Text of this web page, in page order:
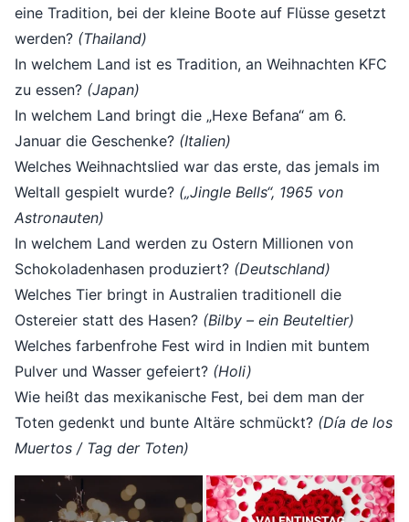
eine Tradition, bei der kleine Boote auf Flüsse gesetzt
werden? (Thailand)
In welchem Land ist es Tradition, an Weihnachten KFC
zu essen? (Japan)
In welchem Land bringt die „Hexe Befana“ am 6.
Januar die Geschenke? (Italien)
Welches Weihnachtslied war das erste, das jemals im
Weltall gespielt wurde? („Jingle Bells“, 1965 von
Astronauten)
In welchem Land werden zu Ostern Millionen von
Schokoladenhasen produziert? (Deutschland)
Welches Tier bringt in Australien traditionell die
Ostereier statt des Hasen? (Bilby – ein Beuteltier)
Welches farbenfrohe Fest wird in Indien mit buntem
Pulver und Wasser gefeiert? (Holi)
Wie heißt das mexikanische Fest, bei dem man der
Toten gedenkt und bunte Altäre schmückt? (Día de los
Muertos / Tag der Toten)